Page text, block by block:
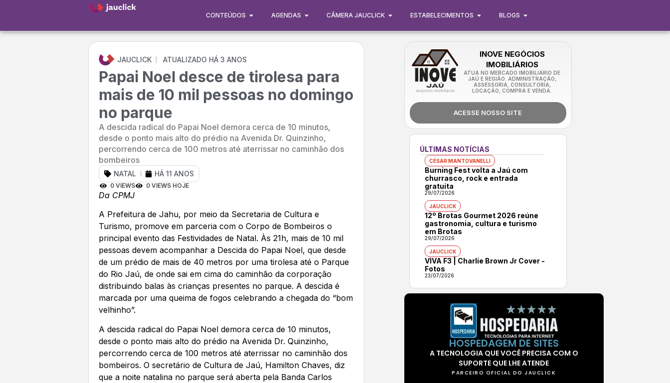
CONTEÚDOS AGENDAS CÂMERA JAUCLICK ESTABELECIMENTOS BLOGS
JAUCLICK ATUALIZADO HÁ 3 ANOS
Papai Noel desce de tirolesa para
mais de 10 mil pessoas no domingo
no parque
A descida radical do Papai Noel demora cerca de 10 minutos,
desde o ponto mais alto do prédio na Avenida Dr. Quinzinho,
percorrendo cerca de 100 metros até aterrissar no caminhão dos
bombeiros
NATAL HÁ 11 ANOS
0 VIEWS 0 VIEWS HOJE
Da CPMJ
A Prefeitura de Jahu, por meio da Secretaria de Cultura e
Turismo, promove em parceria com o Corpo de Bombeiros o
principal evento das Festividades de Natal. Às 21h, mais de 10 mil
pessoas devem acompanhar a Descida do Papai Noel, que desde
de um prédio de mais de 40 metros por uma tirolesa até o Parque
do Rio Jaú, de onde sai em cima do caminhão da corporação
distribuindo balas às crianças presentes no parque. A descida é
marcada por uma queima de fogos celebrando a chegada do “bom
velhinho”.
A descida radical do Papai Noel demora cerca de 10 minutos,
desde o ponto mais alto do prédio na Avenida Dr. Quinzinho,
percorrendo cerca de 100 metros até aterrissar no caminhão dos
bombeiros. O secretário de Cultura de Jaú, Hamilton Chaves, diz
que a noite natalina no parque será aberta pela Banda Carlos
INOVE NEGÓCIOS
IMOBILIÁRIOS
ATUA NO MERCADO IMOBILIÁRIO DE
JAÚ E REGIÃO. ADMINISTRAÇÃO,
ASSESSORIA, CONSULTORIA,
LOCAÇÃO, COMPRA E VENDA.
ACESSE NOSSO SITE
ÚLTIMAS NOTÍCIAS
CÉSAR MANTOVANELLI
Burning Fest volta a Jaú com
churrasco, rock e entrada
gratuita
29/07/2026
JAUCLICK
12º Brotas Gourmet 2026 reúne
gastronomia, cultura e turismo
em Brotas
29/07/2026
JAUCLICK
VIVA F3 | Charlie Brown Jr Cover -
Fotos
23/07/2026
HOSPEDAGEM DE SITES
A TECNOLOGIA QUE VOCÊ PRECISA COM O
SUPORTE QUE LHE ATENDE
PARCEIRO OFICIAL DO JAUCLICK